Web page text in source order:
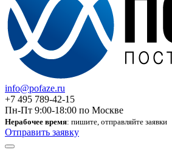
info@pofaze.ru
+7 495 789-42-15
Пн-Пт 9:00-18:00 по Москве
Нерабочее время: пишите, отправляйте заявки
Отправить заявку